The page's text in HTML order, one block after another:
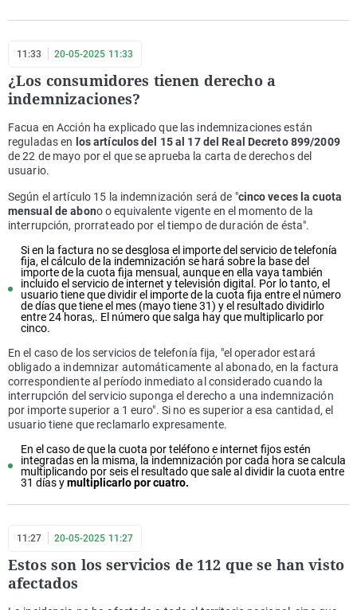
11:33 20-05-2025 11:33
¿Los consumidores tienen derecho a
indemnizaciones?
Facua en Acción ha explicado que las indemnizaciones están
reguladas en los artículos del 15 al 17 del Real Decreto 899/2009
de 22 de mayo por el que se aprueba la carta de derechos del
usuario.
Según el artículo 15 la indemnización será de "cinco veces la cuota
mensual de abono o equivalente vigente en el momento de la
interrupción, prorrateado por el tiempo de duración de ésta".
Si en la factura no se desglosa el importe del servicio de telefonía
fija, el cálculo de la indemnización se hará sobre la base del
importe de la cuota fija mensual, aunque en ella vaya también
incluido el servicio de internet y televisión digital. Por lo tanto, el
usuario tiene que dividir el importe de la cuota fija entre el número
de días que tiene el mes (mayo tiene 31) y el resultado dividirlo
entre 24 horas,. El número que salga hay que multiplicarlo por
cinco.
En el caso de los servicios de telefonía fija, "el operador estará
obligado a indemnizar automáticamente al abonado, en la factura
correspondiente al período inmediato al considerado cuando la
interrupción del servicio suponga el derecho a una indemnización
por importe superior a 1 euro". Si no es superior a esa cantidad, el
usuario tiene que reclamarlo expresamente.
En el caso de que la cuota por teléfono e internet fijos estén
integradas en la misma, la indemnización por cada hora se calcula
multiplicando por seis el resultado que sale al dividir la cuota entre
31 días ymultiplicarlo por cuatro.
11:27 20-05-2025 11:27
Estos son los servicios de 112 que se han visto
afectados